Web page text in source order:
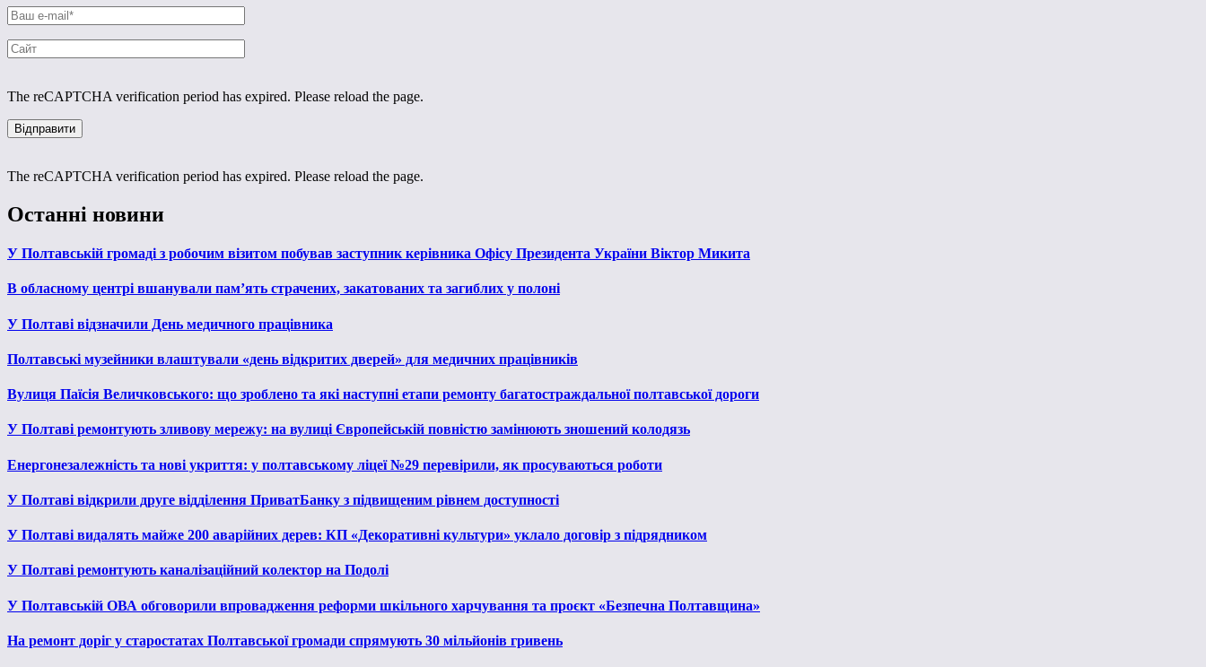
The reCAPTCHA verification period has expired. Please reload the page.
The reCAPTCHA verification period has expired. Please reload the page.
Останні новини
У Полтавській громаді з робочим візитом побував заступник керівника Офісу Президента України Віктор Микита
В обласному центрі вшанували пам’ять страчених, закатованих та загиблих у полоні
У Полтаві відзначили День медичного працівника
Полтавські музейники влаштували «день відкритих дверей» для медичних працівників
Вулиця Паїсія Величковського: що зроблено та які наступні етапи ремонту багатостраждальної полтавської дороги
У Полтаві ремонтують зливову мережу: на вулиці Європейській повністю замінюють зношений колодязь
Енергонезалежність та нові укриття: у полтавському ліцеї №29 перевірили, як просуваються роботи
У Полтаві відкрили друге відділення ПриватБанку з підвищеним рівнем доступності
У Полтаві видалять майже 200 аварійних дерев: КП «Декоративні культури» уклало договір з підрядником
У Полтаві ремонтують каналізаційний колектор на Подолі
У Полтавській ОВА обговорили впровадження реформи шкільного харчування та проєкт «Безпечна Полтавщина»
На ремонт доріг у старостатах Полтавської громади спрямують 30 мільйонів гривень